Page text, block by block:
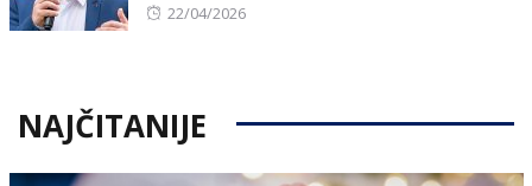
Posted
22/04/2026
NAJČITANIJE